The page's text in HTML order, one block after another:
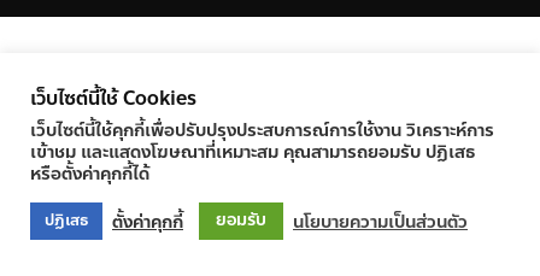
เว็บไซต์นี้ใช้ Cookies
เว็บไซต์นี้ใช้คุกกี้เพื่อปรับปรุงประสบการณ์การใช้งาน วิเคราะห์การ
เข้าชม และแสดงโฆษณาที่เหมาะสม คุณสามารถยอมรับ ปฏิเสธ
หรือตั้งค่าคุกกี้ได้
ปฏิเสธ ตั้งค่าคุกกี้ ยอมรับ นโยบายความเป็นส่วนตัว